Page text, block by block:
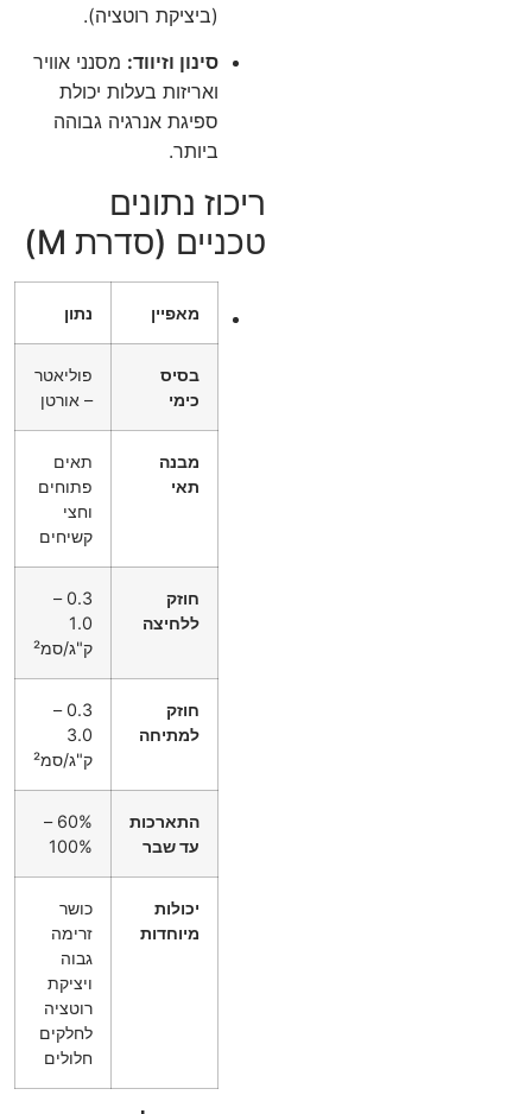
(ביציקת רוטציה).
סינון וזיווד: מסנני אוויר
ואריזות בעלות יכולת
ספיגת אנרגיה גבוהה
ביותר.
ריכוז נתונים
טכניים (סדרת M)
מאפיין נתון
בסיס
כימי
פוליאטר
– אורטן
מבנה
תאי
תאים
פתוחים
וחצי
קשיחים
חוזק
ללחיצה
0.3 –
1.0
ק"ג/סמ²
חוזק
למתיחה
0.3 –
3.0
ק"ג/סמ²
התארכות
עד שבר
60% –
100%
יכולות
מיוחדות
כושר
זרימה
גבוה
ויציקת
רוטציה
לחלקים
חלולים